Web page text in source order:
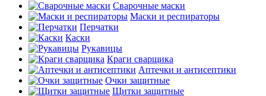
Сварочные маски
Маски и респираторы
Перчатки
Каски
Рукавицы
Краги сварщика
Аптечки и антисептики
Очки защитные
Щитки защитные